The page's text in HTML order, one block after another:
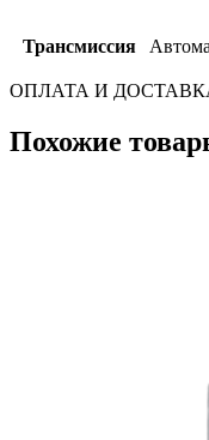
Трансмиссия
ОПЛАТА И
Похожие